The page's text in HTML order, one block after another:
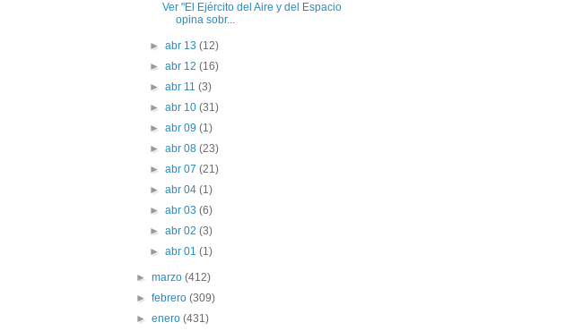
Ver "El Ejército del Aire y del Espacio
opina sobr...
► abr 13 (12)
► abr 12 (16)
► abr 11 (3)
► abr 10 (31)
► abr 09 (1)
► abr 08 (23)
► abr 07 (21)
► abr 04 (1)
► abr 03 (6)
► abr 02 (3)
► abr 01 (1)
►marzo(412)
►febrero(309)
►enero(431)